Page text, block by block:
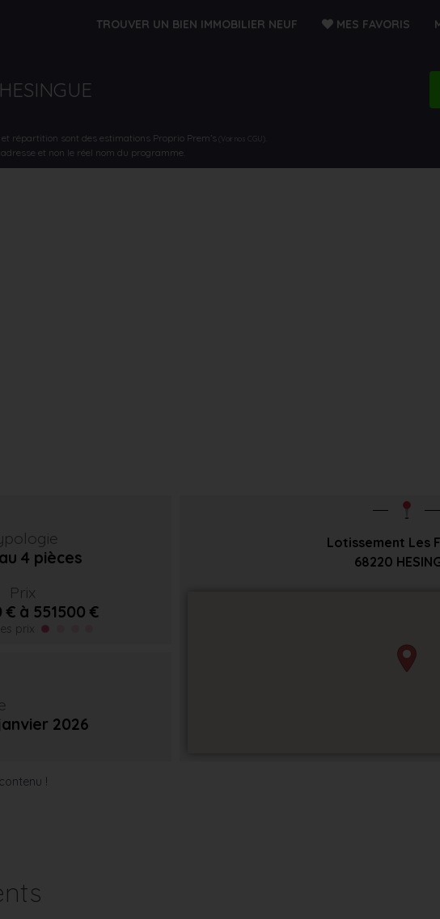
TROUVER UN BIEN IMMOBILIER NEUF MES FAVORIS
répartition sont des estimations Proprio Prem’s (Voir nos CGU)
et non le réel nom du programme.
4 pièces
Prix
€ à 551500 €
prix
2026
Lotissement Les
68220
!